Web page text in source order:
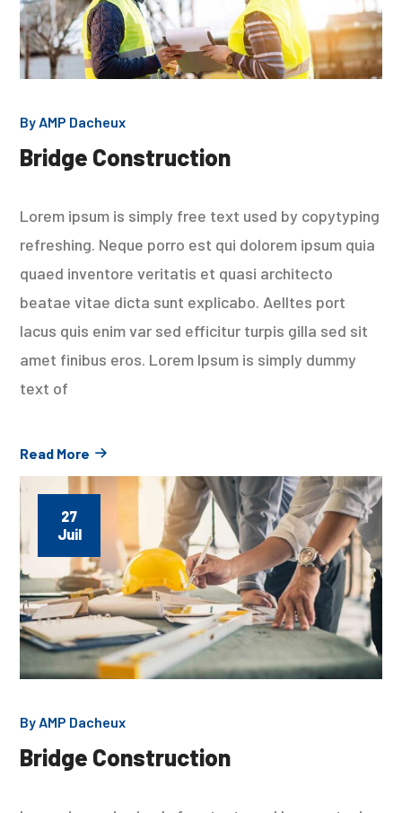
By AMP Dacheux
Bridge Construction
Lorem ipsum is simply free text used by copytyping
refreshing. Neque porro est qui dolorem ipsum quia
quaed inventore veritatis et quasi architecto
beatae vitae dicta sunt explicabo. Aelltes port
lacus quis enim var sed efficitur turpis gilla sed sit
amet finibus eros. Lorem Ipsum is simply dummy
text of
Read More
27
Juil
By AMP Dacheux
Bridge Construction